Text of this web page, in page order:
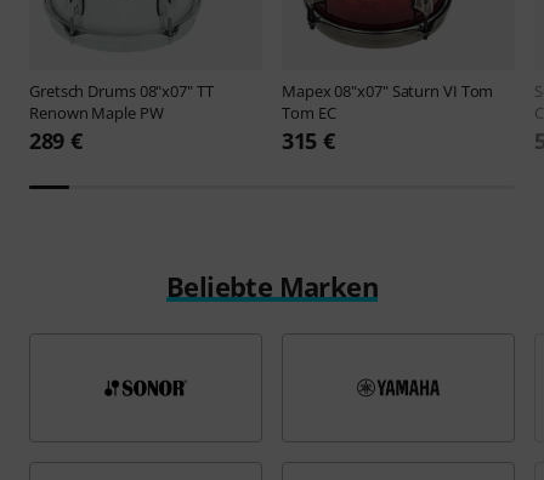
Gretsch Drums 08"x07" TT
Renown Maple PW
289 €
Mapex 08"x07" Saturn VI Tom
Tom EC
315 €
Beliebte Marken